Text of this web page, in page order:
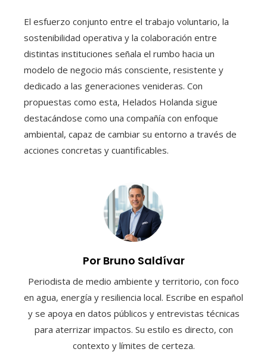
El esfuerzo conjunto entre el trabajo voluntario, la
sostenibilidad operativa y la colaboración entre
distintas instituciones señala el rumbo hacia un
modelo de negocio más consciente, resistente y
dedicado a las generaciones venideras. Con
propuestas como esta, Helados Holanda sigue
destacándose como una compañía con enfoque
ambiental, capaz de cambiar su entorno a través de
acciones concretas y cuantificables.
Por Bruno Saldívar
Periodista de medio ambiente y territorio, con foco
en agua, energía y resiliencia local. Escribe en español
y se apoya en datos públicos y entrevistas técnicas
para aterrizar impactos. Su estilo es directo, con
contexto y límites de certeza.